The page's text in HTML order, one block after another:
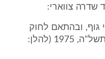
שדרה צווארי:
גוף, ובהתאם לחוק
פיצויים לנפגעי תאונות דרכים, תשל"ה, 1975 (להלן: